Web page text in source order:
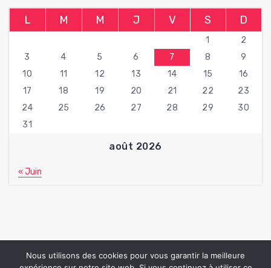
août 2026
L M M J V S D
1
2
3
4 5 6 7 8
9
10
11 12 13 14 15
16
17
18 19 20 21 22
23
24
25 26 27 28 29
30
31
« Juin
Nous utilisons des cookies pour vous garantir la meilleure